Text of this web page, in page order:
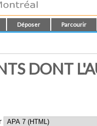
Déposer Parcourir
DONT